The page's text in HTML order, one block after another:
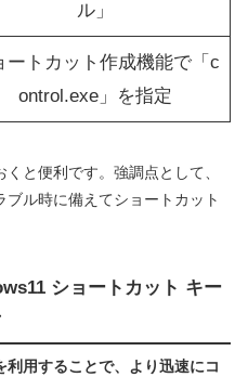
ル」
ートカット作成機能で「c
ontrol.exe」を指定
と便利です。強調点として、
ル時に備えてショートカット
ショートカット キー
用することで、より迅速にコ